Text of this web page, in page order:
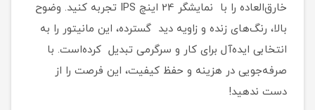
خارق‌العاده را با نمایشگر 24 اینچ IPS تجربه کنید. وضوح
بالا، رنگ‌های زنده و زاویه دید گسترده، این مانیتور را به
انتخابی ایده‌آل برای کار و سرگرمی تبدیل کرده‌است. با
صرفه‌جویی در هزینه و حفظ کیفیت، این فرصت را از
دست ندهید!